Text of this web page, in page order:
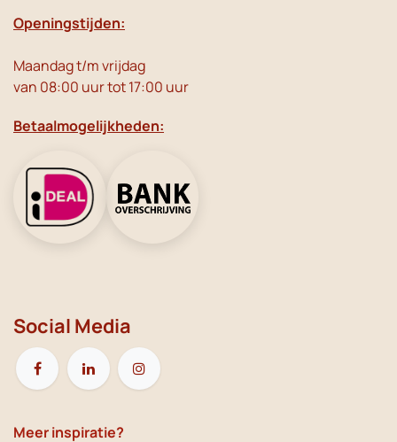
Openingstijden:
Maandag t/m vrijdag
van 08:00 uur tot 17:00 uur
Betaalmogelijkheden:
Social Media
Meer inspiratie?